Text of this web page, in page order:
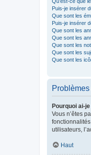
Puis-je insérer
Que sont les
Puis-je insérer
Que sont les
Que sont les
Que sont les
Que sont les
Que sont les
Pourquoi ai-
Vous n’êtes
utilisateurs,
Haut